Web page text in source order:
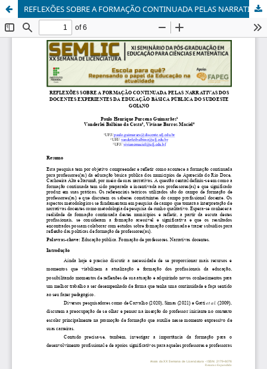
REFLEXÕES SOBRE A FORMAÇÃO CONTINUADA PELAS NARRATIVAS DOS DOCENTES EXPERIENTES DA EDUCAÇÃO BÁSICA PÚBLICA DO SUDOESTE GOIANO